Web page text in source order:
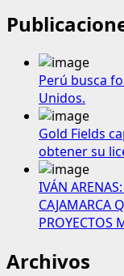
Perú busca
Unidos.
Gold Fields
obtener su
IVÁN
CAJAMARCA
PROYECTOS
Archivos